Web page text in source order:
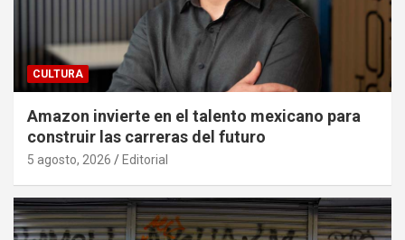
CULTURA
Amazon invierte en el talento mexicano para
construir las carreras del futuro
5 agosto, 2026 Editorial